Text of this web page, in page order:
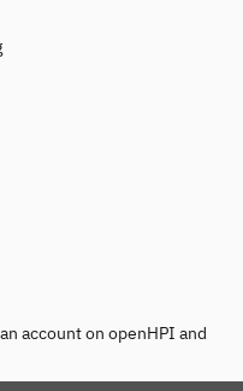
account on openHPI and